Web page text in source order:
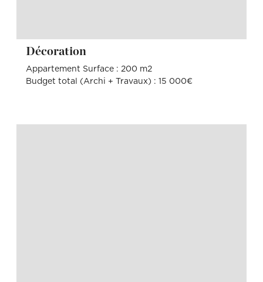
Décoration
Appartement Surface : 200 m2
Budget total (Archi + Travaux) : 15 000€